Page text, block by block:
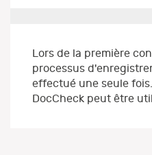
Lors de la première
processus
effectué une seule
DocCheck peut être